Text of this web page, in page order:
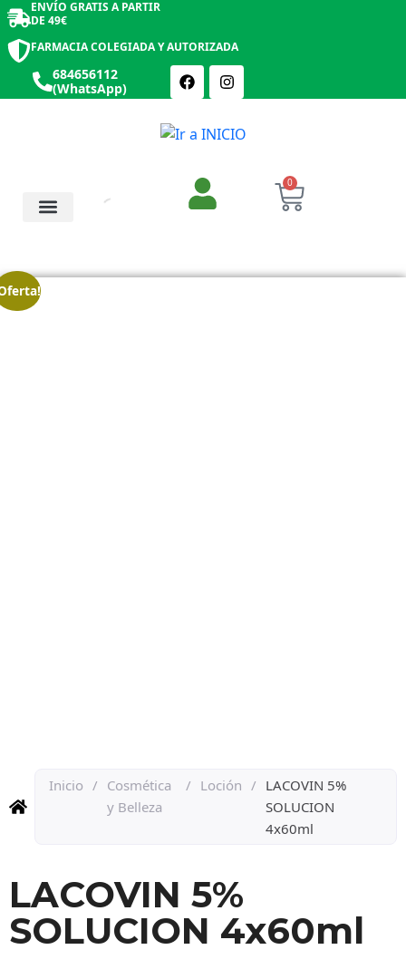
ENVÍO GRATIS A PARTIR
DE 49€
FARMACIA COLEGIADA Y AUTORIZADA
684656112
(WhatsApp)
0
Inicio / Cosmética
y Belleza
/ Loción / LACOVIN 5%
SOLUCION
4x60ml
LACOVIN 5%
SOLUCION 4x60ml